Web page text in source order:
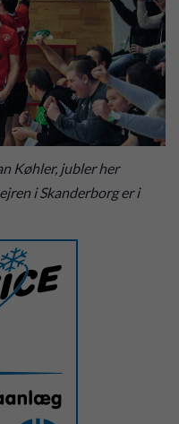
Køhler, jubler her
i Skanderborg er i